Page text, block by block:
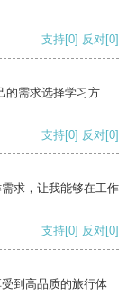
支持[0] 反对[0]
的需求选择学习方
支持[0] 反对[0]
求，让我能够在工作
支持[0] 反对[0]
到高品质的旅行体